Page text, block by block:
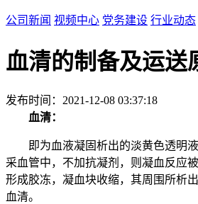
公司新闻 视频中心 党务建设 行业动态
血清的制备及运送
发布时间：2021-12-08 03:37:18
血清：
即为血液凝固析出的淡黄色透明液
采血管中，不加抗凝剂，则凝血反应
形成胶冻，凝血块收缩，其周围所析
血清。